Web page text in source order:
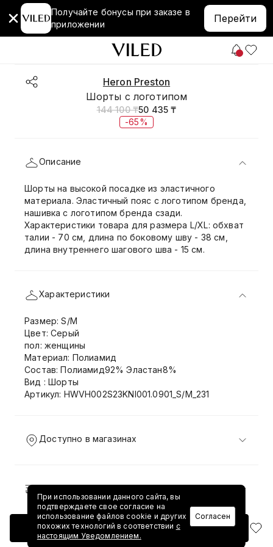
Получайте бонусы при заказе в
приложении
Перейти
Heron Preston
Шорты с логотипом
144 100 ₸50 435 ₸
-65%
Добавить в корзину
Описание
Шорты на высокой посадке из эластичного
материала. Эластичный пояс с логотипом бренда,
нашивка с логотипом бренда сзади.
Характеристики товара для размера L/XL: обхват
талии - 70 см, длина по боковому шву - 38 см,
длина внутреннего шагового шва - 15 см.
Характеристики
Размер: S/M
Цвет: Серый
пол: женщины
Материал: Полиамид
Состав: Полиамид92% Эластан8%
Вид : Шорты
Артикул: HWVH002S23KNI001.0901_S/M_231
Доступно в магазинах
Доставка и возврат
При использовании данного сайта, вы
подтверждаете свое согласие на
использование файлов cookie и других
похожих технологий в соответствии с
настоящим Уведомлением.
Согласен